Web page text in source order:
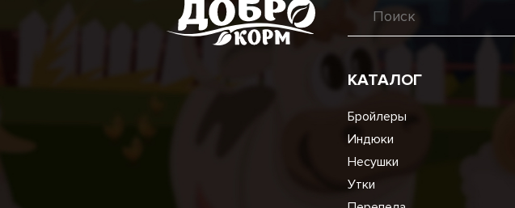
КАТАЛОГ
Бройлеры
Индюки
Несушки
Утки